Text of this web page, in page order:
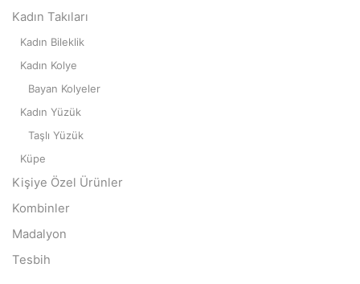
Kadın Takıları
Kadın Bileklik
Kadın Kolye
Bayan Kolyeler
Kadın Yüzük
Taşlı Yüzük
Küpe
Kişiye Özel Ürünler
Kombinler
Madalyon
Tesbih